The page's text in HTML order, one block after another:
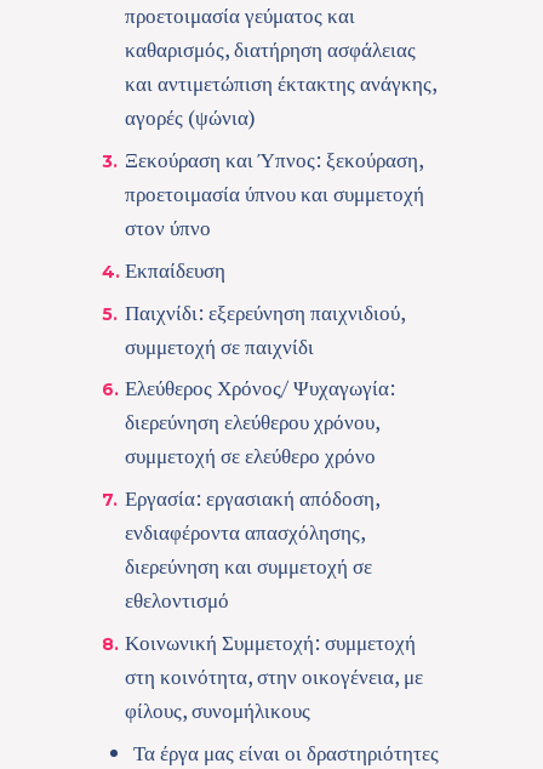
προετοιμασία γεύματος και
καθαρισμός, διατήρηση ασφάλειας
και αντιμετώπιση έκτακτης ανάγκης,
αγορές (ψώνια)
Ξεκούραση και Ύπνος: ξεκούραση,
προετοιμασία ύπνου και συμμετοχή
στον ύπνο
Εκπαίδευση
Παιχνίδι: εξερεύνηση παιχνιδιού,
συμμετοχή σε παιχνίδι
Ελεύθερος Χρόνος/ Ψυχαγωγία:
διερεύνηση ελεύθερου χρόνου,
συμμετοχή σε ελεύθερο χρόνο
Εργασία: εργασιακή απόδοση,
ενδιαφέροντα απασχόλησης,
διερεύνηση και συμμετοχή σε
εθελοντισμό
Κοινωνική Συμμετοχή: συμμετοχή
στη κοινότητα, στην οικογένεια, με
φίλους, συνομήλικους
Τα έργα μας είναι οι δραστηριότητες